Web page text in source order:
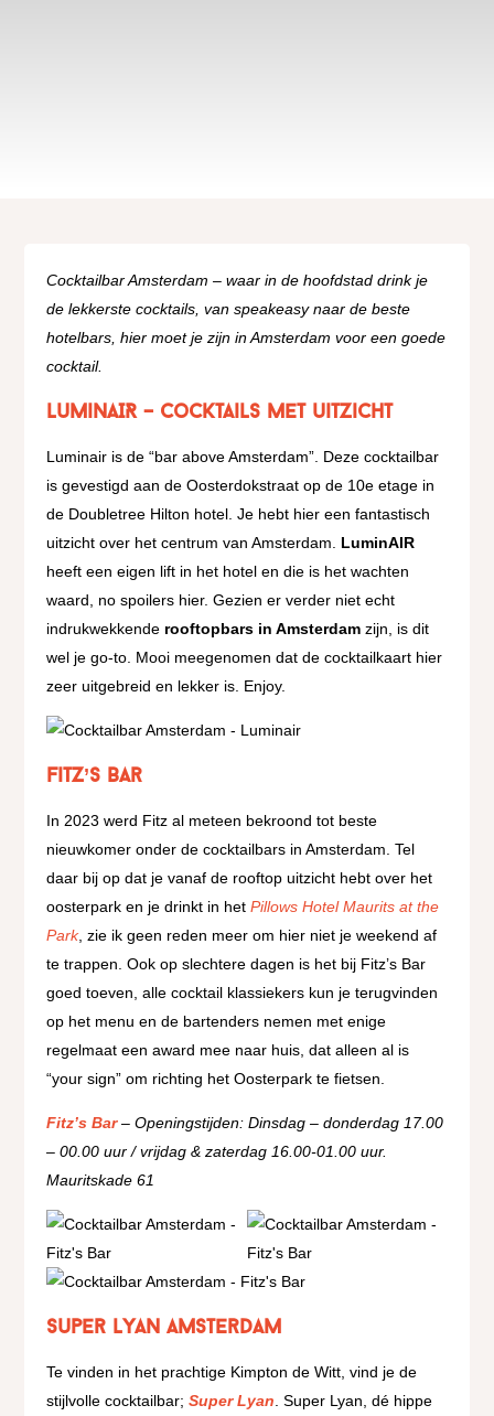
Cocktailbar Amsterdam – waar in de hoofdstad drink je
de lekkerste cocktails, van speakeasy naar de beste
hotelbars, hier moet je zijn in Amsterdam voor een goede
cocktail.
LuminAIR – Cocktails met uitzicht
Luminair is de “bar above Amsterdam”. Deze cocktailbar
is gevestigd aan de Oosterdokstraat op de 10e etage in
de Doubletree Hilton hotel. Je hebt hier een fantastisch
uitzicht over het centrum van Amsterdam. LuminAIR
heeft een eigen lift in het hotel en die is het wachten
waard, no spoilers hier. Gezien er verder niet echt
indrukwekkende rooftopbars in Amsterdam zijn, is dit
wel je go-to. Mooi meegenomen dat de cocktailkaart hier
zeer uitgebreid en lekker is. Enjoy.
Fitz’s Bar
In 2023 werd Fitz al meteen bekroond tot beste
nieuwkomer onder de cocktailbars in Amsterdam. Tel
daar bij op dat je vanaf de rooftop uitzicht hebt over het
oosterpark en je drinkt in hetPillows Hotel Maurits at the
Park, zie ik geen reden meer om hier niet je weekend af
te trappen. Ook op slechtere dagen is het bij Fitz’s Bar
goed toeven, alle cocktail klassiekers kun je terugvinden
op het menu en de bartenders nemen met enige
regelmaat een award mee naar huis, dat alleen al is
“your sign” om richting het Oosterpark te fietsen.
Fitz’s Bar– Openingstijden: Dinsdag – donderdag 17.00
– 00.00 uur / vrijdag & zaterdag 16.00-01.00 uur.
Mauritskade 61
Super Lyan Amsterdam
Te vinden in het prachtige Kimpton de Witt, vind je de
stijlvolle cocktailbar;Super Lyan . Super Lyan, dé hippe